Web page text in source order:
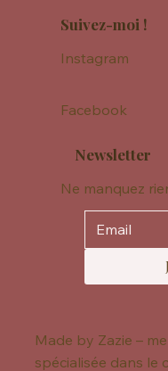
Suivez-moi !
Instagram
Facebook
Newsletter
Ne manquez
Made by Zazie –
spécialisée dans le